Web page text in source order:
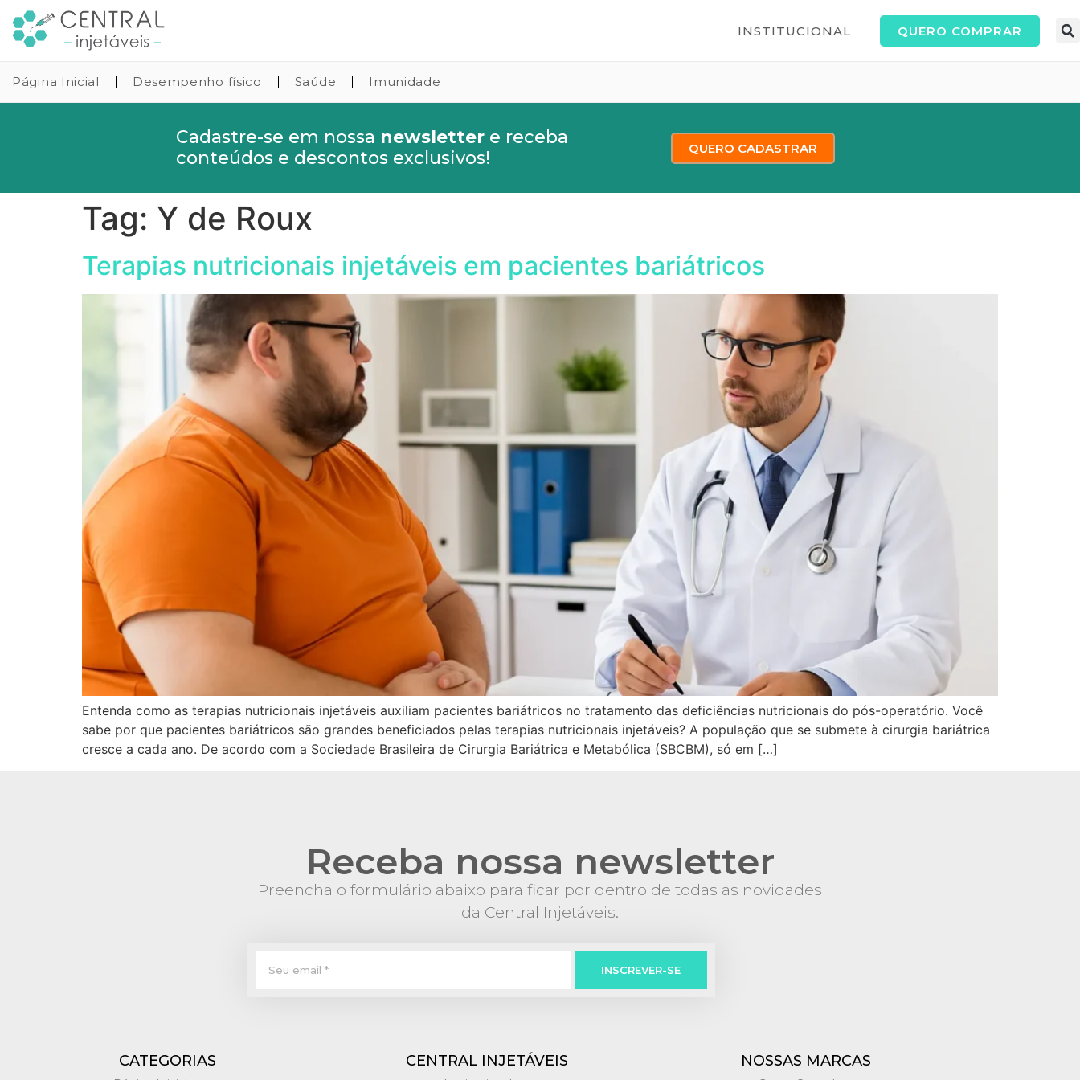
INSTITUCIONAL QUERO COMPRAR
Página Inicial Desempenho físico Saúde Imunidade
Cadastre-se em nossa newsletter e receba
conteúdos e descontos exclusivos!
QUERO CADASTRAR
Tag: Y de Roux
Terapias nutricionais injetáveis em pacientes bariátricos
Entenda como as terapias nutricionais injetáveis auxiliam pacientes bariátricos no tratamento das deficiências nutricionais do pós-operatório. Você
sabe por que pacientes bariátricos são grandes beneficiados pelas terapias nutricionais injetáveis? A população que se submete à cirurgia bariátrica
cresce a cada ano. De acordo com a Sociedade Brasileira de Cirurgia Bariátrica e Metabólica (SBCBM), só em […]
Receba nossa newsletter
Preencha o formulário abaixo para ficar por dentro de todas as novidades
da Central Injetáveis.
INSCREVER-SE
CATEGORIAS CENTRAL INJETÁVEIS NOSSAS MARCAS